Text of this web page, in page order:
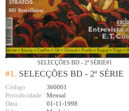
SELECÇÕES BD - 2ª SÉRIE#1
#1. SELECÇÕES BD - 2ª SÉRIE
Código
360001
Periodicidade : Mensal
Data :
01-11-1998